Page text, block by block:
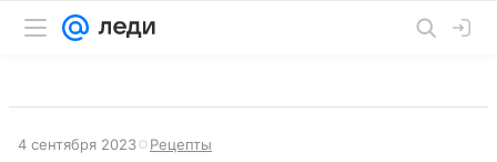
4 сентября 2023 Рецепты